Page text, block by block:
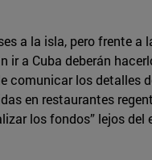
a la isla, pero frente a
a Cuba deberán
comunicar los detalles
en restaurantes
los fondos” lejos del